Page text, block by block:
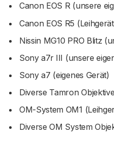
Canon EOS R (unsere
Canon EOS R5
Nissin MG10 PRO Blitz
Sony a7r III (unsere
Sony a7 (eigenes Gerät)
Diverse Tamron
OM-System OM1
Diverse OM System